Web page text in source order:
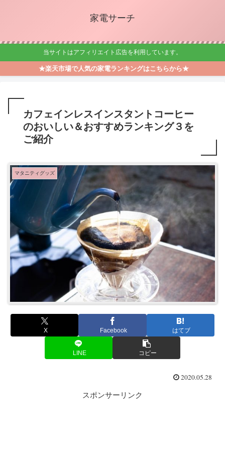
家電サーチ
当サイトはアフィリエイト広告を利用しています。
★楽天市場で人気の家電ランキングはこちらから★
カフェインレスインスタントコーヒー
のおいしい＆おすすめランキング３を
ご紹介
マタニティグッズ
X Facebook はてブ
LINE コピー
2020.05.28
スポンサーリンク